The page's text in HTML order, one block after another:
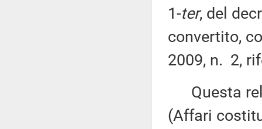
1-ter, del
convertito,
2009, n. 2,
Questa
(Affari